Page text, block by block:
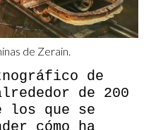
de Zerain.
de
de 200
los que se